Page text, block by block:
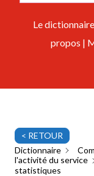
Le
propos |
< RETOUR
Dictionnaire
l'activité du service
statistiques